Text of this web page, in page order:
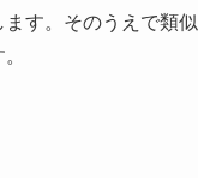
す。そのうえで類似